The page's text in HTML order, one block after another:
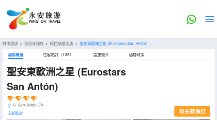
特價酒店 > 西班牙酒店 > 格拉納達酒店 > 聖安東歐洲之星 (Eurostars San Antón)
酒店概览 住客點評（105） 設施簡介 酒店政策
聖安東歐洲之星 (Eurostars
San Antón)
C. San Antón, 74
全部設施> 現在就預訂